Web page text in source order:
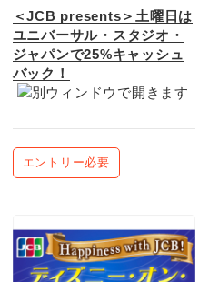
＜JCB presents＞土曜日は
ユニバーサル・スタジオ・
ジャパンで25%キャッシュ
バック！
エントリー必要